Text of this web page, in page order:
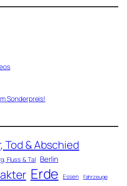
Sonderpreis!
Tod & Abschied
Fluss & Tal Berlin
Erde Essen Fahrzeuge